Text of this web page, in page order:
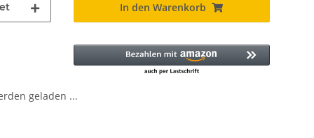
In den Warenkorb
geladen ...